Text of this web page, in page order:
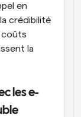
en
crédibilité
coûts
la
les e-